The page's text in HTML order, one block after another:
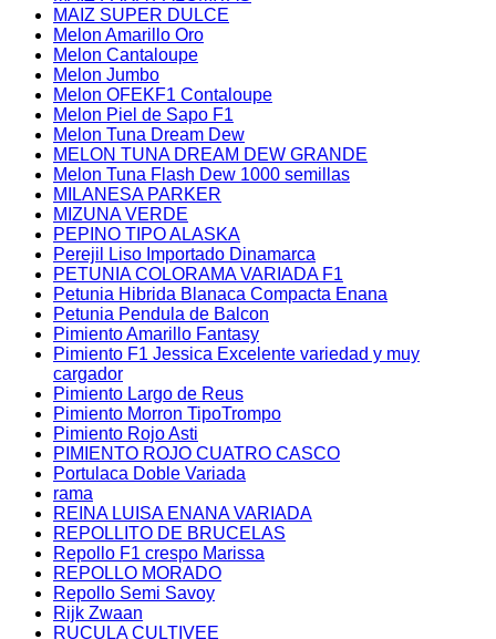
MAIZ SUPER DULCE
Melon Amarillo Oro
Melon Cantaloupe
Melon Jumbo
Melon OFEKF1 Contaloupe
Melon Piel de Sapo F1
Melon Tuna Dream Dew
MELON TUNA DREAM DEW GRANDE
Melon Tuna Flash Dew 1000 semillas
MILANESA PARKER
MIZUNA VERDE
PEPINO TIPO ALASKA
Perejil Liso Importado Dinamarca
PETUNIA COLORAMA VARIADA F1
Petunia Hibrida Blanaca Compacta Enana
Petunia Pendula de Balcon
Pimiento Amarillo Fantasy
Pimiento F1 Jessica Excelente variedad y muy
cargador
Pimiento Largo de Reus
Pimiento Morron TipoTrompo
Pimiento Rojo Asti
PIMIENTO ROJO CUATRO CASCO
Portulaca Doble Variada
rama
REINA LUISA ENANA VARIADA
REPOLLITO DE BRUCELAS
Repollo F1 crespo Marissa
REPOLLO MORADO
Repollo Semi Savoy
Rijk Zwaan
RUCULA CULTIVEE